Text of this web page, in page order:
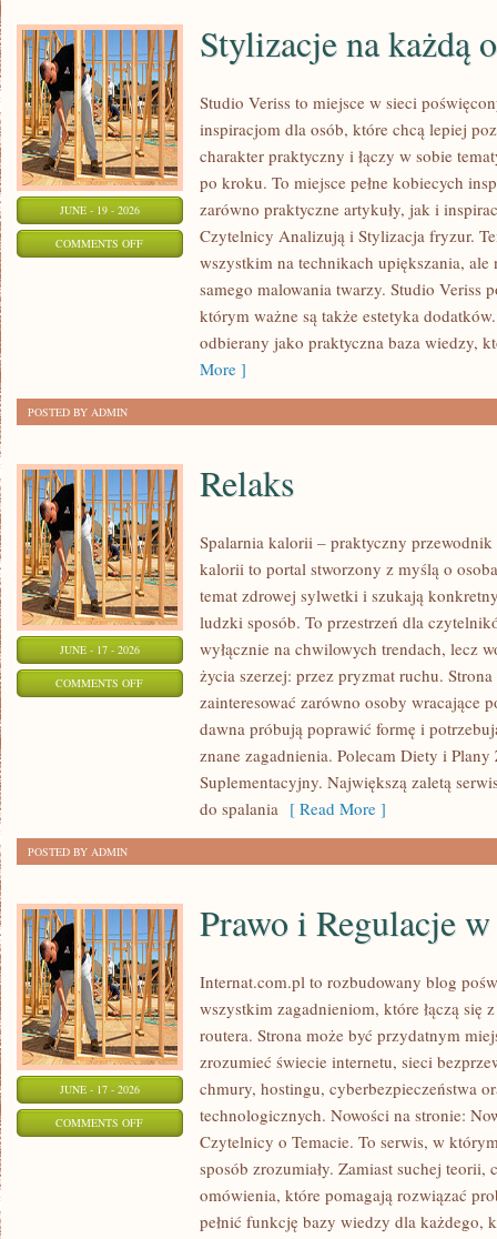
JUNE - 19 - 2026
COMMENTS OFFON
STYLIZACJE
Stylizacje na każdą
Studio Veriss to miejsce w sieci
inspiracjom dla osób, które chcą lepiej
charakter praktyczny i łączy w sobie
po kroku. To miejsce pełne kobiecych
zarówno praktyczne artykuły, jak i
Czytelnicy Analizują i Stylizacja fryzur.
wszystkim na technikach upiększania, ale
samego malowania twarzy. Studio Veriss
którym ważne są także estetyka
odbierany jako praktyczna baza wiedzy,
More ]
POSTED BY ADMIN
JUNE - 17 - 2026
COMMENTS OFFON
Relaks
Spalarnia kalorii – praktyczny
kalorii to portal stworzony z myślą o
temat zdrowej sylwetki i szukają
ludzki sposób. To przestrzeń dla
wyłącznie na chwilowych trendach, lecz
życia szerzej: przez pryzmat ruchu.
zainteresować zarówno osoby wracające
dawna próbują poprawić formę i
znane zagadnienia. Polecam Diety i
Suplementacyjny. Największą zaletą
do spalania [ Read More ]
POSTED BY ADMIN
JUNE - 17 - 2026
COMMENTS OFFON
REGULACJE
Prawo i Regulacje
Internat.com.pl to rozbudowany blog
wszystkim zagadnieniom, które łączą się
routera. Strona może być przydatnym
zrozumieć świecie internetu, sieci
chmury, hostingu, cyberbezpieczeństwa
technologicznych. Nowości na stronie:
Czytelnicy o Temacie. To serwis, w
sposób zrozumiały. Zamiast suchej
omówienia, które pomagają rozwiązać
pełnić funkcję bazy wiedzy dla każdego,